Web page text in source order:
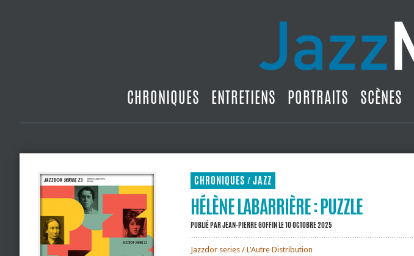
CHRONIQUES ENTRETIENS PORTRAITS SCÈNES
CHRONIQUES / JAZZ
HÉLÈNE LABARRIÈRE : PUZZLE
PUBLIÉ PARJEAN-PIERRE GOFFINLE 10 OCTOBRE 2025
Jazzdor series / L’Autre Distribution